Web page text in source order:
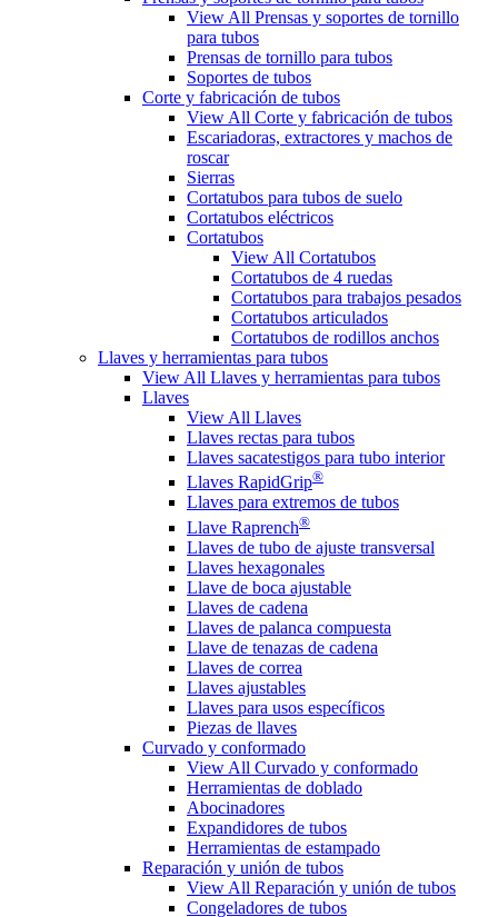
View All Prensas y soportes de tornillo
para tubos
Prensas de tornillo para tubos
Soportes de tubos
Corte y fabricación de tubos
View All Corte y fabricación de tubos
Escariadoras, extractores y machos de
roscar
Sierras
Cortatubos para tubos de suelo
Cortatubos eléctricos
Cortatubos
View All Cortatubos
Cortatubos de 4 ruedas
Cortatubos para trabajos pesados
Cortatubos articulados
Cortatubos de rodillos anchos
Llaves y herramientas para tubos
View All Llaves y herramientas para tubos
Llaves
View All Llaves
Llaves rectas para tubos
Llaves sacatestigos para tubo interior
Llaves RapidGrip®
Llaves para extremos de tubos
Llave Raprench®
Llaves de tubo de ajuste transversal
Llaves hexagonales
Llave de boca ajustable
Llaves de cadena
Llaves de palanca compuesta
Llave de tenazas de cadena
Llaves de correa
Llaves ajustables
Llaves para usos específicos
Piezas de llaves
Curvado y conformado
View All Curvado y conformado
Herramientas de doblado
Abocinadores
Expandidores de tubos
Herramientas de estampado
Reparación y unión de tubos
View All Reparación y unión de tubos
Congeladores de tubos